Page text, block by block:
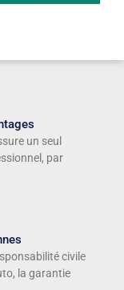
un seul
par
civile
la garantie